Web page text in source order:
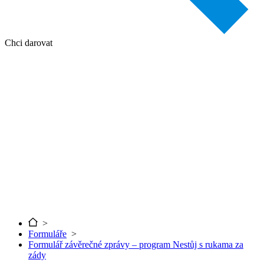
Chci darovat
>
Formuláře >
Formulář závěrečné zprávy – program Nestůj s rukama za
zády